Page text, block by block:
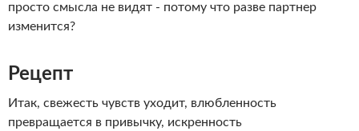
просто смысла не видят - потому что разве партнер
изменится?
Рецепт
Итак, свежесть чувств уходит, влюбленность
превращается в привычку, искренность